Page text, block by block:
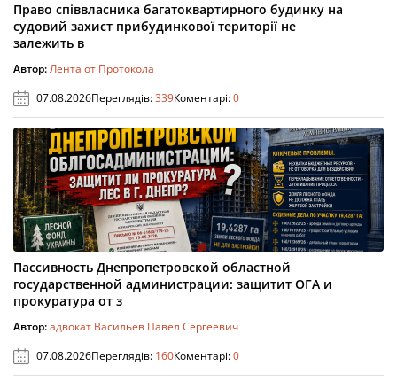
Право співвласника багатоквартирного будинку на
судовий захист прибудинкової території не
залежить в
Автор:Лента от Протокола
07.08.2026Переглядів:339Коментарі:0
Пассивность Днепропетровской областной
государственной администрации: защитит ОГА и
прокуратура от з
Автор:адвокат Васильев Павел Сергеевич
07.08.2026Переглядів: 160Коментарі:0